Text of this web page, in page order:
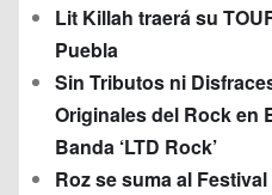
Lit Killah traerá su
Puebla
Sin Tributos ni
Originales del Rock en
Banda ‘LTD Rock’
Roz se suma al